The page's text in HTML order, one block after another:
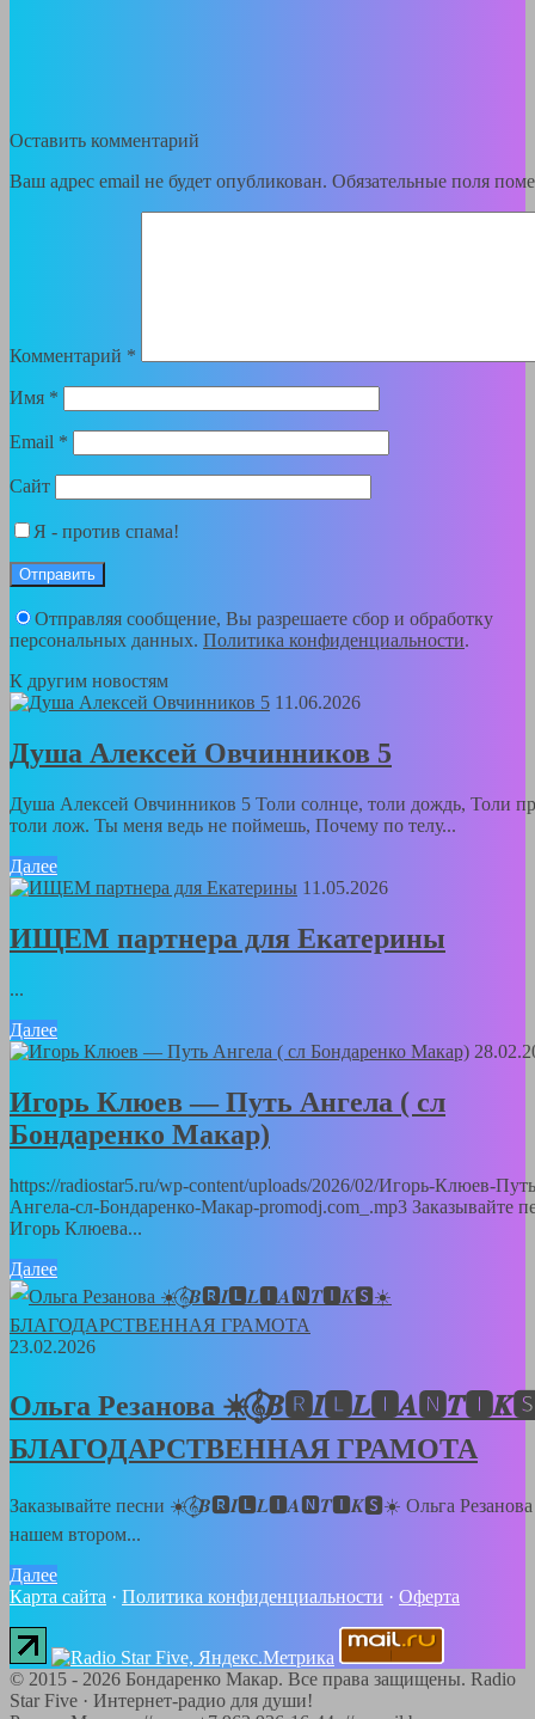
Оставить комментарий
Ваш адрес email не будет опубликован. Обязательные поля
Комментарий *
Имя *
Email *
Сайт
Я - против спама!
Отправляя сообщение, Вы разрешаете сбор и обработку
персональных данных. Политика конфиденциальности.
К другим новостям
11.06.2026
Душа Алексей Овчинников 5
Душа Алексей Овчинников 5 Толи солнце, толи дождь, Толи
толи лож. Ты меня ведь не поймешь, Почему по телу...
Далее
11.05.2026
ИЩЕМ партнера для Екатерины
...
Далее
Игорь Клюев — Путь Ангела ( сл
Бондаренко Макар)
https://radiostar5.ru/wp-content/uploads/2026/02/Игорь-Клюев-
Ангела-сл-Бондаренко-Макар-promodj.com_.mp3 Заказывайте
Игорь Клюева...
Далее
23.02.2026
Ольга Резанова
БЛАГОДАРСТВЕННАЯ ГРАМОТА
Заказывайте песни ☀️𝄞⃝𝑩🆁𝑰🅻𝑳🅸𝑨🅽𝑻🅸𝑲🆂☀️ Ольга Резанова
нашем втором...
Далее
Карта сайта · Политика конфиденциальности · Оферта
© 2015 - 2026 Бондаренко Макар. Все права защищены. Radio
Star Five · Интернет-радио для души!